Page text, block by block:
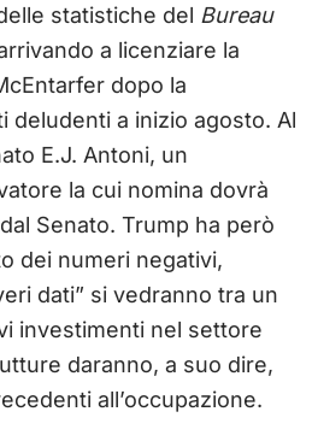
statistiche del Bureau
a licenziare la
dopo la
deludenti a inizio agosto. Al
E.J. Antoni, un
la cui nomina dovrà
Senato. Trump ha però
dei numeri negativi,
dati” si vedranno tra un
investimenti nel settore
daranno, a suo dire,
all’occupazione.